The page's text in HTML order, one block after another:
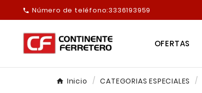
 Número de teléfono:3336193959
OFERTAS
Inicio CATEGORIAS ESPECIALES